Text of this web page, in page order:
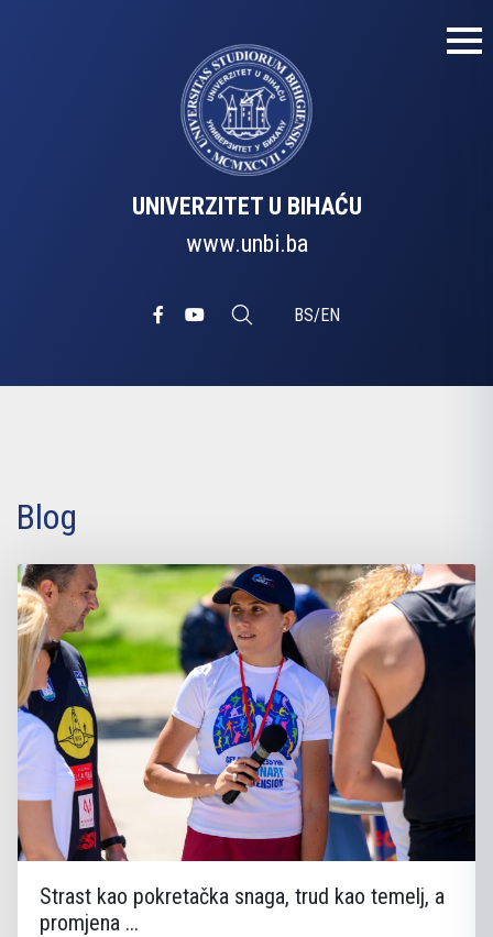
UNIVERZITET U BIHAĆU
www.unbi.ba
BS/EN
Blog
Strast kao pokretačka snaga, trud kao temelj, a
promjena ...